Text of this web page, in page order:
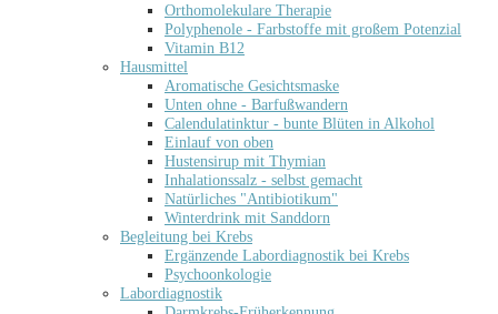
Orthomolekulare Therapie
Polyphenole - Farbstoffe mit großem Potenzial
Vitamin B12
Hausmittel
Aromatische Gesichtsmaske
Unten ohne - Barfußwandern
Calendulatinktur - bunte Blüten in Alkohol
Einlauf von oben
Hustensirup mit Thymian
Inhalationssalz - selbst gemacht
Natürliches "Antibiotikum"
Winterdrink mit Sanddorn
Begleitung bei Krebs
Ergänzende Labordiagnostik bei Krebs
Psychoonkologie
Labordiagnostik